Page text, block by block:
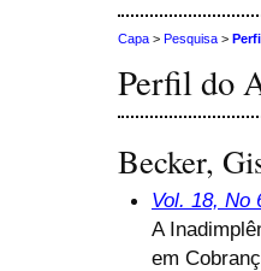
Capa > Pesquisa >
Perfil do
Becker,
Vol. 18, No
A
em